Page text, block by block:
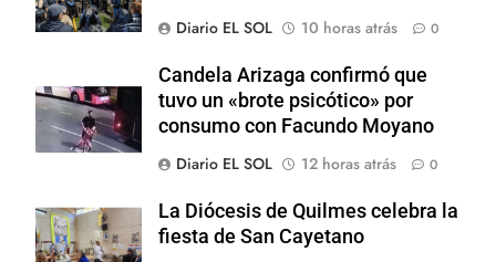
Diario EL SOL
10 horas atrás 0
Candela Arizaga confirmó que
tuvo un «brote psicótico» por
consumo con Facundo Moyano
Diario EL SOL
12 horas atrás 0
La Diócesis de Quilmes celebra la
fiesta de San Cayetano